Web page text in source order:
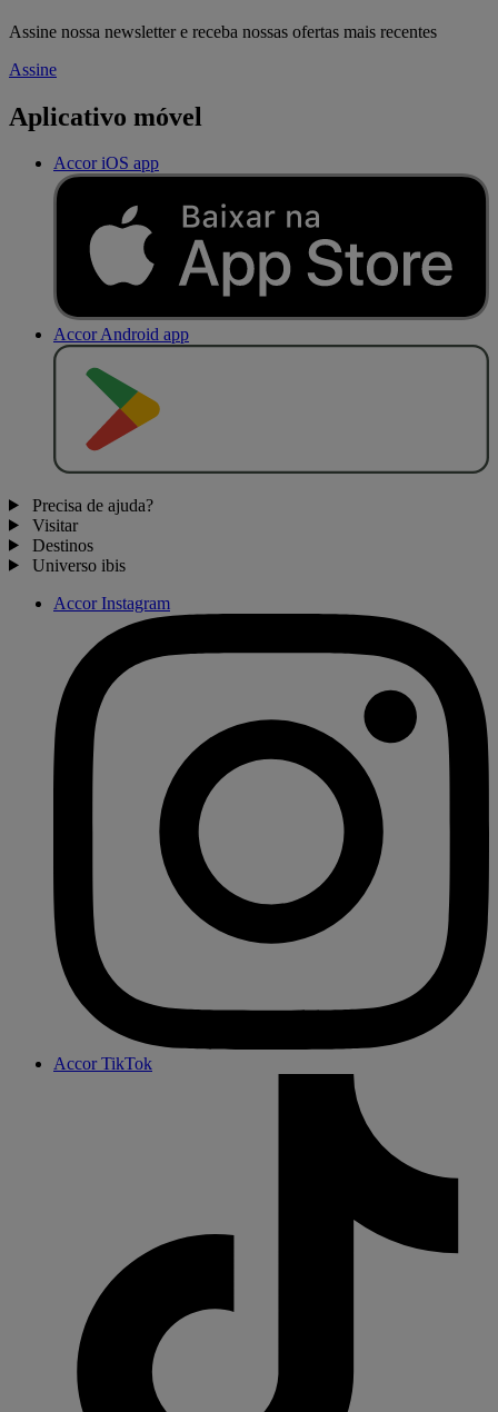
Assine nossa newsletter e receba nossas ofertas mais recentes
Assine
Aplicativo móvel
Accor iOS app
Accor Android app
Precisa de ajuda?
Visitar
Destinos
Universo ibis
Accor Instagram
Accor TikTok